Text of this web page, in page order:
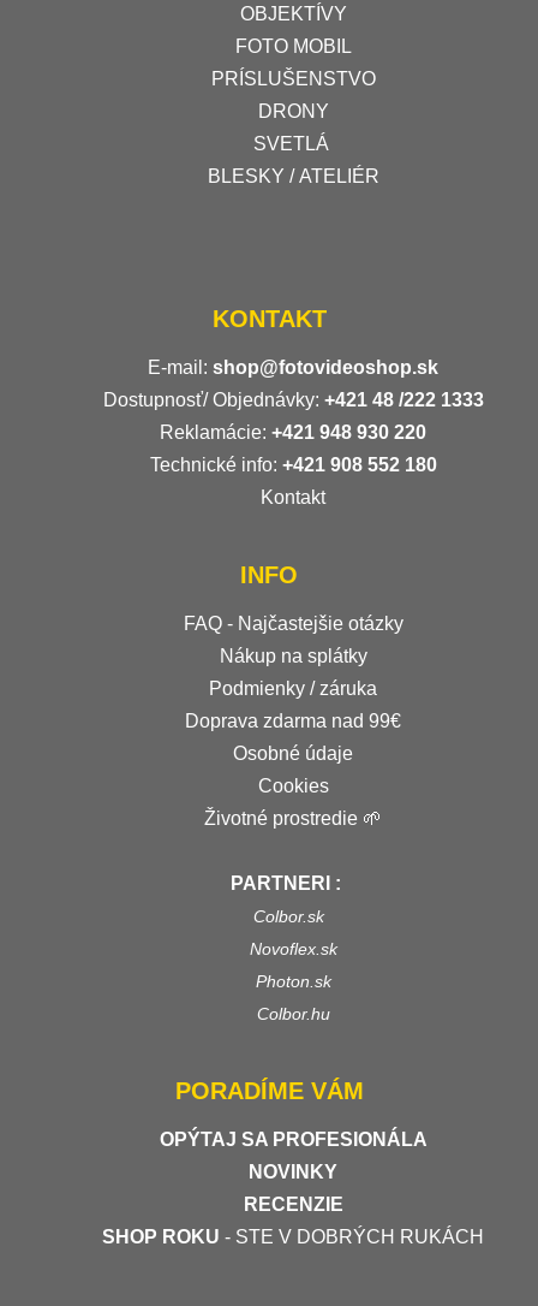
OBJEKTÍVY
FOTO MOBIL
PRÍSLUŠENSTVO
DRONY
SVETLÁ
BLESKY / ATELIÉR
KONTAKT
E-mail: shop@fotovideoshop.sk
Dostupnosť/ Objednávky: +421 48 /222 1333
Reklamácie: +421 948 930 220
Technické info: +421 908 552 180
Kontakt
INFO
FAQ - Najčastejšie otázky
Nákup na splátky
Podmienky / záruka
Doprava zdarma nad 99€
Osobné údaje
Cookies
Životné prostredie 🌱
PARTNERI :
Colbor.sk
Novoflex.sk
Photon.sk
Colbor.hu
PORADÍME VÁM
OPÝTAJ SA PROFESIONÁLA
NOVINKY
RECENZIE
SHOP ROKU - STE V DOBRÝCH RUKÁCH